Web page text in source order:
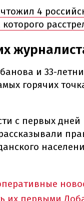
4
и 33-
горячих
с первых дней